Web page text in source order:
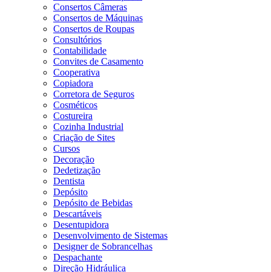
Consertos Câmeras
Consertos de Máquinas
Consertos de Roupas
Consultórios
Contabilidade
Convites de Casamento
Cooperativa
Copiadora
Corretora de Seguros
Cosméticos
Costureira
Cozinha Industrial
Criação de Sites
Cursos
Decoração
Dedetização
Dentista
Depósito
Depósito de Bebidas
Descartáveis
Desentupidora
Desenvolvimento de Sistemas
Designer de Sobrancelhas
Despachante
Direção Hidráulica